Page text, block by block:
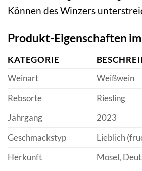
Können des Winzers
Produkt-Eigenschaften
KATEGORIE
Weinart
Weißwein
Rebsorte
Riesling
Jahrgang
2023
Geschmackstyp
Lieblich
Herkunft
Mosel,